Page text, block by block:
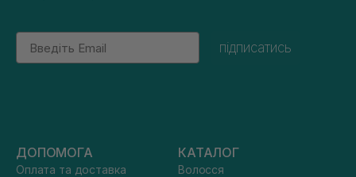
Email
підписатись
ДОПОМОГА
Оплата та доставка
КАТАЛОГ
Волосся